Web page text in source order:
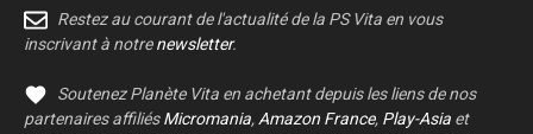
Restez au courant de l'actualité de la PS Vita en vous
inscrivant à notrenewsletter.
Soutenez Planète Vita en achetant depuis les liens de nos
partenaires affiliésMicromania,Amazon France, Play-Asia et